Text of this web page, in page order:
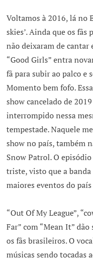
Voltamos à 2016, lá no
skies’. Ainda que os fãs
não deixaram de cantar
“Good Girls” entra
fã para subir ao palco e
Momento bem fofo.
show cancelado de
interrompido nessa
tempestade. Naquele
show no país, também
Snow Patrol. O
triste, visto que a
maiores eventos do
“Out Of My League”,
Far” com “Mean It” dão
os fãs brasileiros. O
músicas sendo tocadas